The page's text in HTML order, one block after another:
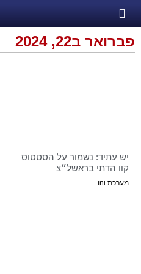
פברואר ב22, 2024
יש עתיד: נשמור על הסטטוס
קוו הדתי בראשל״צ
מערכת ini